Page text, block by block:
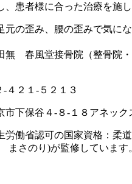
、患者様に合った治療を施し
元の歪み、腰の歪みで気に
春風堂接骨院（整骨院・
２１-５２１３
市下保谷４-８-１８アネック
労働省認可の国家資格：柔
さのり)が監修しています